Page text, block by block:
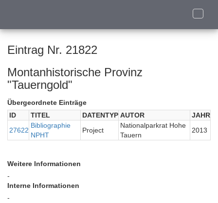
Toggle
Eintrag Nr. 21822
Montanhistorische Provinz
"Tauerngold"
Übergeordnete Einträge
ID
TITEL DATENTYP AUTOR
JAHR
27622
Bibliographie
NPHT
Project
Nationalparkrat Hohe
Tauern
2013
Weitere Informationen
-
Interne Informationen
-